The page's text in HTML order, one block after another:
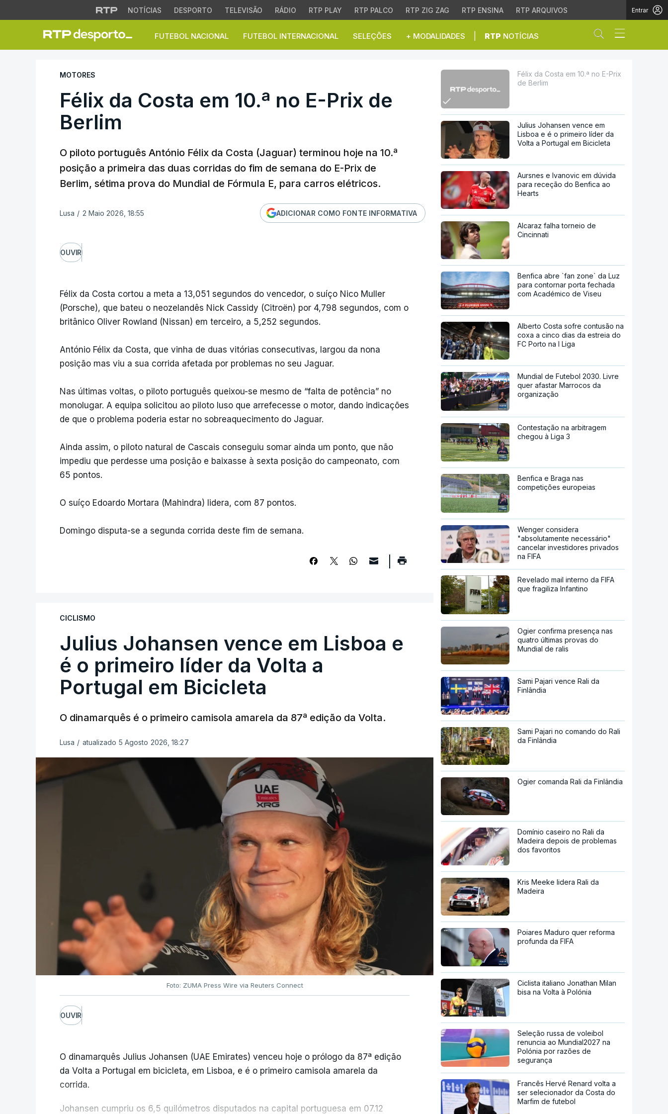
NOTÍCIAS DESPORTO TELEVISÃO RÁDIO RTP PLAY RTP PALCO RTP ZIG ZAG RTP ENSINA RTP ARQUIVOS Entrar
FUTEBOL NACIONAL FUTEBOL INTERNACIONAL SELEÇÕES + MODALIDADES RTP NOTÍCIAS Abrir campo
Félix da Costa em 10.ª no E-Prix de Berlim
MOTORES
Félix da Costa em 10.ª no E-Prix de
Berlim
O piloto português António Félix da Costa (Jaguar) terminou hoje na 10.ª
posição a primeira das duas corridas do fim de semana do E-Prix de
Berlim, sétima prova do Mundial de Fórmula E, para carros elétricos.
Lusa / 2 Maio 2026, 18:55 ADICIONAR COMO FONTE INFORMATIVA
OUVIR
Félix da Costa cortou a meta a 13,051 segundos do vencedor, o suíço Nico Muller
(Porsche), que bateu o neozelandês Nick Cassidy (Citroën) por 4,798 segundos, com o
britânico Oliver Rowland (Nissan) em terceiro, a 5,252 segundos.
António Félix da Costa, que vinha de duas vitórias consecutivas, largou da nona
posição mas viu a sua corrida afetada por problemas no seu Jaguar.
Nas últimas voltas, o piloto português queixou-se mesmo de “falta de potência” no
monolugar. A equipa solicitou ao piloto luso que arrefecesse o motor, dando indicações
de que o problema poderia estar no sobreaquecimento do Jaguar.
Ainda assim, o piloto natural de Cascais conseguiu somar ainda um ponto, que não
impediu que perdesse uma posição e baixasse à sexta posição do campeonato, com
65 pontos.
O suíço Edoardo Mortara (Mahindra) lidera, com 87 pontos.
Domingo disputa-se a segunda corrida deste fim de semana.
CICLISMO
Julius Johansen vence em Lisboa e
é o primeiro líder da Volta a
Portugal em Bicicleta
O dinamarquês é o primeiro camisola amarela da 87ª edição da Volta.
Lusa / atualizado 5 Agosto 2026, 18:27
Foto: ZUMA Press Wire via Reuters Connect
OUVIR
O dinamarquês Julius Johansen (UAE Emirates) venceu hoje o prólogo da 87ª edição
da Volta a Portugal em bicicleta, em Lisboa, e é o primeiro camisola amarela da
corrida.
Johansen cumpriu os 6,5 quilómetros disputados na capital portuguesa em 07.12
Félix da Costa em 10.ª no E-Prix
de Berlim
Julius Johansen vence em
Lisboa e é o primeiro líder da
Volta a Portugal em Bicicleta
Aursnes e Ivanovic em dúvida
para receção do Benfica ao
Hearts
Alcaraz falha torneio de
Cincinnati
Benfica abre `fan zone` da Luz
para contornar porta fechada
com Académico de Viseu
Alberto Costa sofre contusão na
coxa a cinco dias da estreia do
FC Porto na I Liga
Mundial de Futebol 2030. Livre
quer afastar Marrocos da
organização
Contestação na arbitragem
chegou à Liga 3
Benfica e Braga nas
competições europeias
Wenger considera
"absolutamente necessário"
cancelar investidores privados
na FIFA
Revelado mail interno da FIFA
que fragiliza Infantino
Ogier confirma presença nas
quatro últimas provas do
Mundial de ralis
Sami Pajari vence Rali da
Finlândia
Sami Pajari no comando do Rali
da Finlândia
Ogier comanda Rali da Finlândia
Domínio caseiro no Rali da
Madeira depois de problemas
dos favoritos
Kris Meeke lidera Rali da
Madeira
Poiares Maduro quer reforma
profunda da FIFA
Ciclista italiano Jonathan Milan
bisa na Volta à Polónia
Seleção russa de voleibol
renuncia ao Mundial2027 na
Polónia por razões de
segurança
Francês Hervé Renard volta a
ser selecionador da Costa do
Marfim de futebol